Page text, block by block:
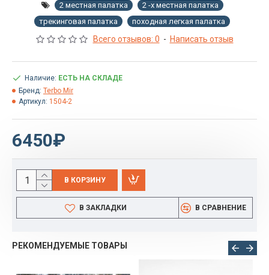
2 местная палатка
2 -х местная палатка
трекинговая палатка
походная легкая палатка
Всего отзывов: 0 - Написать отзыв
6450₽
Наличие: ЕСТЬ НА СКЛАДЕ
Бренд: Terbo Mir
Артикул: 1504-2
В КОРЗИНУ
В ЗАКЛАДКИ В СРАВНЕНИЕ
РЕКОМЕНДУЕМЫЕ ТОВАРЫ